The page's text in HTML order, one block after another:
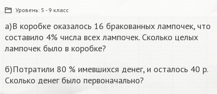
Уровень: 5 - 9 класс
а)В коробке оказалось 16 бракованных лампочек, что
составило 4% числа всех лампочек. Сколько целых
лампочек было в коробке?
б)Потратили 80 % имевшихся денег, и осталось 40 р.
Сколько денег было первоначально?